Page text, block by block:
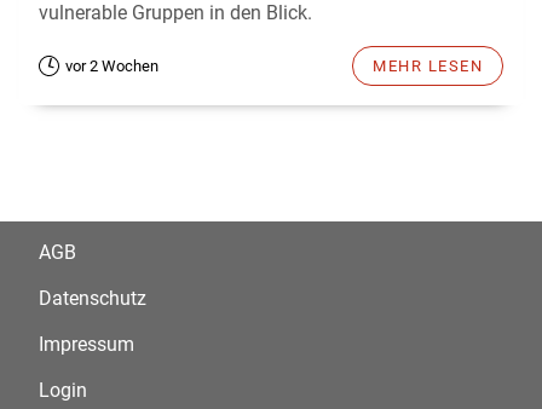
vulnerable Gruppen in den Blick.
vor 2 Wochen MEHR LESEN
AGB
Datenschutz
Impressum
Login